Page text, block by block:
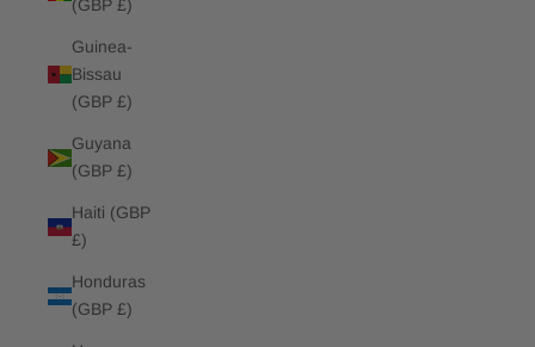
(GBP £)
Guinea-
Bissau
(GBP £)
Guyana
(GBP £)
Haiti (GBP
£)
Honduras
(GBP £)